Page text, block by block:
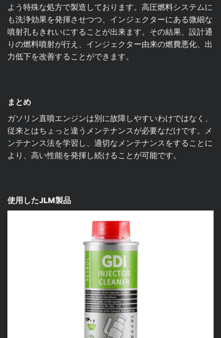
よう特殊な処方で製造しております。高圧燃料システムに
も洗浄効果を発揮させつつ、インジェクターにある微細な
噴射孔もきれいにすることが出来ます。その結果、設計通
りの燃料噴射が行え、インジェクター由来の燃費悪化、出
力低下を改善することができます。
まとめ
ガソリン直噴エンジンは別に故障しやすいわけではなく、
従来とはちょっと違うメンテナンスが必要なだけです。メ
ンテナンス法を学習し、適切なメンテナンスをすることに
より、高い性能を発揮し続けることが可能です。
使用したJLM製品